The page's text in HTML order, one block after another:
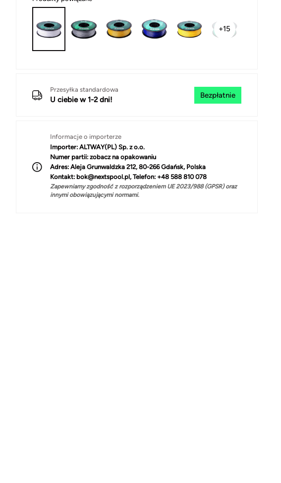
+15
Przesyłka standardowa
U ciebie w 1-2 dni!
Bezpłatnie
Informacje o importerze
Importer: ALTWAY(PL) Sp. z o.o.
Numer partii: zobacz na opakowaniu
Adres: Aleja Grunwaldzka 212, 80-266 Gdańsk, Polska
Kontakt: bok@nextspool.pl, Telefon: +48 588 810 078
Zapewniamy zgodność z rozporządzeniem UE 2023/988 (GPSR) oraz
innymi obowiązującymi normami.